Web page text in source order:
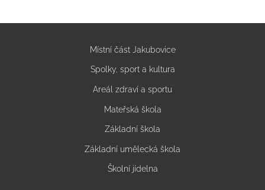
Místní část Jakubovice
Spolky, sport a kultura
Areál zdraví a sportu
Mateřská škola
Základní škola
Základní umělecká škola
Školní jídelna